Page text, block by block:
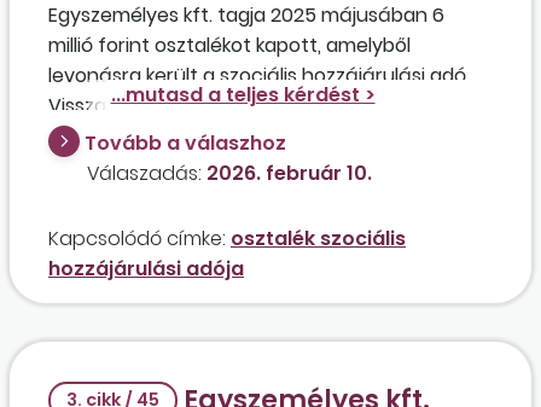
Egyszemélyes kft. tagja 2025 májusában 6
millió forint osztalékot kapott, amelyből
levonásra került a szociális hozzájárulási adó.
Visszaigényelheti az érintett tag ezt az adót a
2025. évi szja-bevallásában, havi 500 ezer
forintos tagi jövedelmére tekintettel annak
vállalkozóként mentesült a szociális
hozzájárulási adó megfizetése alól, illetve, hogy
2025. novemberben 10 millió forint
került levonásra?
Tovább a válaszhoz
Válaszadás: 2026. február 10.
Kapcsolódó címke: osztalék szociális
hozzájárulási adója
3. cikk / 45